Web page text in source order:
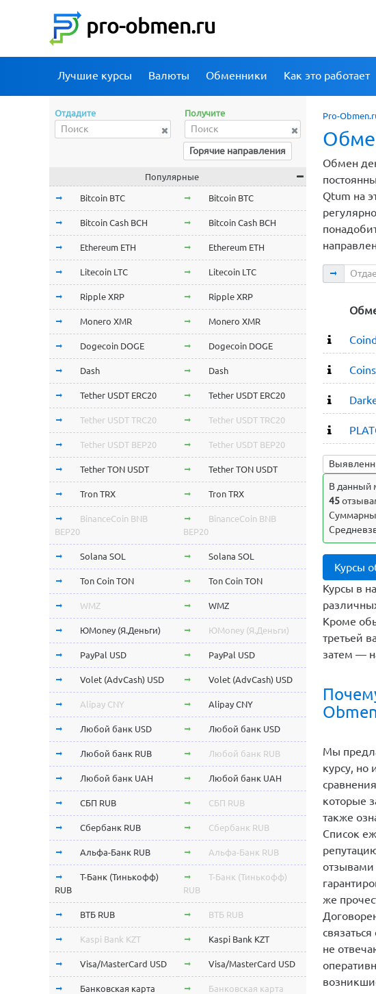
pro-obmen.ru
Лучшие курсы Валюты Обменники Как это работает
Pro-
Обмен
Qtum на
Отдаете
В данный
45
Курсы
Курсы в
Кроме
третьей
затем —
Мы
курсу, но
которые
также
Список
отзывами
же
не
Отдадите Получите
Горячие направления
Популярные
Bitcoin BTC Bitcoin BTC
Bitcoin Cash BCH Bitcoin Cash BCH
Ethereum ETH Ethereum ETH
Litecoin LTC Litecoin LTC
Ripple XRP Ripple XRP
Monero XMR Monero XMR
Dogecoin DOGE Dogecoin DOGE
Dash Dash
Tether USDT ERC20 Tether USDT ERC20
Tether USDT TRC20 Tether USDT TRC20
Tether USDT BEP20 Tether USDT BEP20
Tether TON USDT Tether TON USDT
Tron TRX Tron TRX
BinanceCoin BNB
BEP20
BinanceCoin BNB
BEP20
Solana SOL Solana SOL
Ton Coin TON Ton Coin TON
WMZ WMZ
ЮMoney (Я.Деньги) ЮMoney (Я.Деньги)
PayPal USD PayPal USD
Volet (AdvCash) USD Volet (AdvCash) USD
Alipay CNY Alipay CNY
Любой банк USD Любой банк USD
Любой банк RUB Любой банк RUB
Любой банк UAH Любой банк UAH
СБП RUB СБП RUB
Сбербанк RUB Сбербанк RUB
Альфа-Банк RUB Альфа-Банк RUB
Т-Банк (Тинькофф)
RUB
Т-Банк (Тинькофф)
RUB
ВТБ RUB ВТБ RUB
Kaspi Bank KZT Kaspi Bank KZT
Visa/MasterCard USD Visa/MasterCard USD
Банковская карта
Банковская карта